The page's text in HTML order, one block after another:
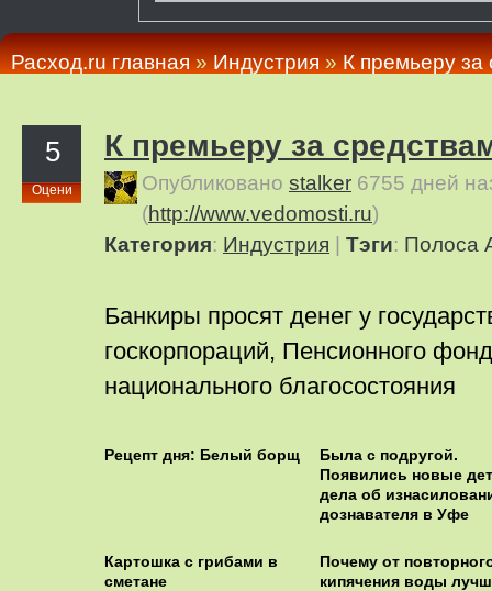
Расход.ru главная»Индустрия»К премьеру за
5
Оцени
К премьеру за
Опубликовано stalker 6755 дней
(http://www.vedomosti.ru)
Категория: Индустрия Тэги: Полоса
Банкиры просят денег у
госкорпораций, Пенсионного
национального благосостояния
Рецепт дня: Белый борщ
Была с подругой.
Появились новые
дела об
дознавателя в Уфе
Картошка с грибами в
сметане
Почему от
кипячения воды